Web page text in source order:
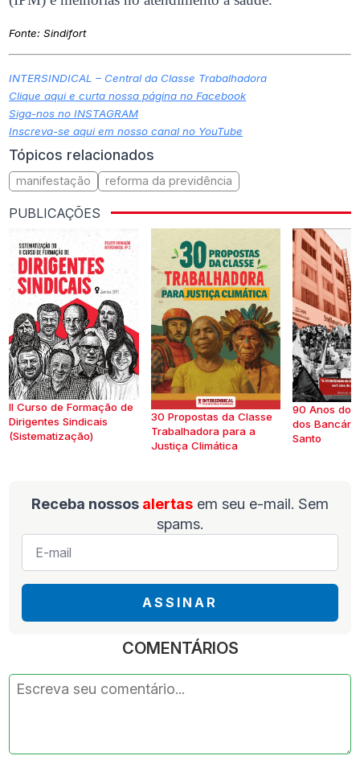
Fonte:Sindifort
INTERSINDICAL – Central da Classe Trabalhadora
Clique aqui e curta nossa página no Facebook
Siga-nos no INSTAGRAM
Inscreva-se aqui em nosso canal no YouTube
Tópicos relacionados
manifestação reforma da previdência
PUBLICAÇÕES
II Curso de Formação de
Dirigentes Sindicais
(Sistematização)
30 Propostas da Classe
Trabalhadora para a
Justiça Climática
90 Anos do
dos
Santo
Receba nossos alertas em seu e-mail. Sem
spams.
E-
mail
ASSINAR
COMENTÁRIOS